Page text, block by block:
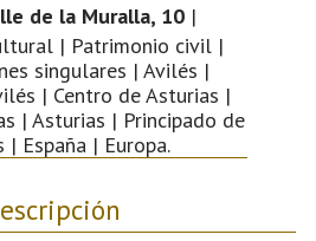
de la Muralla, 10|
| Patrimonio civil |
singulares | Avilés |
| Centro de Asturias |
| Asturias | Principado de
| España | Europa.